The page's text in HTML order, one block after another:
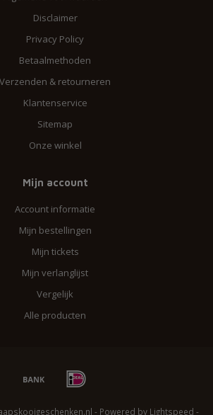
Disclaimer
Privacy Policy
Betaalmethoden
Verzenden & retourneren
Klantenservice
Sitemap
Onze winkel
Mijn account
Account informatie
Mijn bestellingen
Mijn tickets
Mijn verlanglijst
Vergelijk
Alle producten
- Powered by Lightspeed -